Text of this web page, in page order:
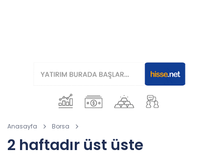
Anasayfa Borsa
2 haftadır üst üste